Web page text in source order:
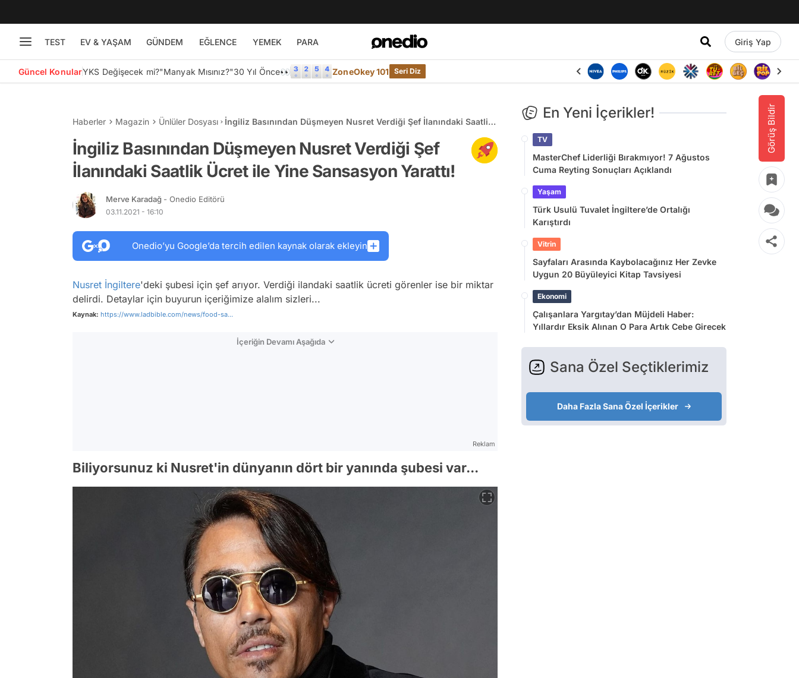
TEST EV & YAŞAM GÜNDEM EĞLENCE YEMEK PARA Giriş Yap
Güncel KonularYKS Değişecek mi?"Manyak Mısınız?"30 Yıl Önce👀 ZoneOkey 101 Seri Diz
Görüş Bildir
Haberler Magazin Ünlüler Dosyası
İngiliz Basınından Düşmeyen Nusret Verdiği Şef İlanındaki Saatlik
İngiliz Basınından Düşmeyen Nusret Verdiği Şef
İlanındaki Saatlik Ücret ile Yine Sansasyon Yarattı!
Merve Karadağ - Onedio Editörü
03.11.2021 - 16:10
Onedio’yu Google’da tercih edilen kaynak olarak ekleyin
Nusret İngiltere'deki şubesi için şef arıyor. Verdiği ilandaki saatlik ücreti görenler ise bir miktar
delirdi. Detaylar için buyurun içeriğimize alalım sizleri...
Kaynak: https://www.ladbible.com/news/food-sa...
İçeriğin Devamı Aşağıda
Reklam
Biliyorsunuz ki Nusret'in dünyanın dört bir yanında şubesi var...
En Yeni İçerikler!
TV
MasterChef Liderliği Bırakmıyor! 7 Ağustos
Cuma Reyting Sonuçları Açıklandı
Yaşam
Türk Usulü Tuvalet İngiltere’de Ortalığı
Karıştırdı
Vitrin
Sayfaları Arasında Kaybolacağınız Her Zevke
Uygun 20 Büyüleyici Kitap Tavsiyesi
Ekonomi
Çalışanlara Yargıtay’dan Müjdeli Haber:
Yıllardır Eksik Alınan O Para Artık Cebe Girecek
Sana Özel Seçtiklerimiz
Daha Fazla Sana Özel İçerikler